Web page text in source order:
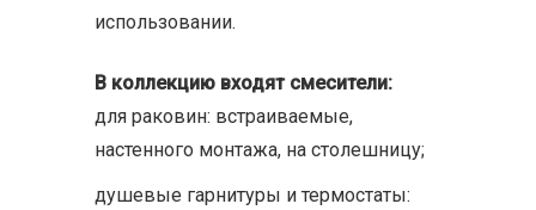
использовании.
В коллекцию входят смесители:
для раковин: встраиваемые,
настенного монтажа, на столешницу;
душевые гарнитуры и термостаты: